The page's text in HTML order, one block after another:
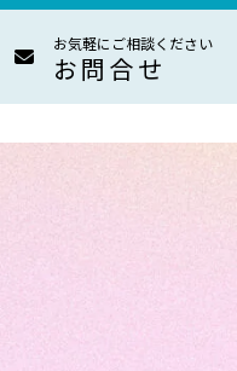
お気軽にご相談ください
お問合せ